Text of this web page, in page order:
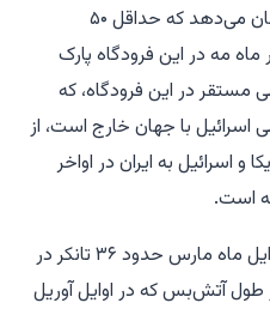
تایمز (FT) تحلیل شده است، نشان می‌دهد که حداقل ۵۰
مه در این فرودگاه پارک
مستقر در این فرودگاه، که
اسرائیل با جهان خارج است، از
و اسرائیل به ایران در اواخر
است.
بر اساس تصاویر ماهواره‌ای، تا اوایل ماه مارس حدود ۳۶ تانکر در
طول آتش‌بس که در اوایل آوریل